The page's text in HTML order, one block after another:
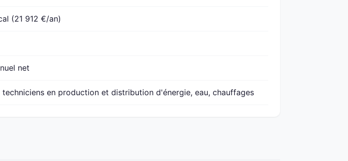
(21 912 €/an)
net
en production et distribution d'énergie, eau, chauffages